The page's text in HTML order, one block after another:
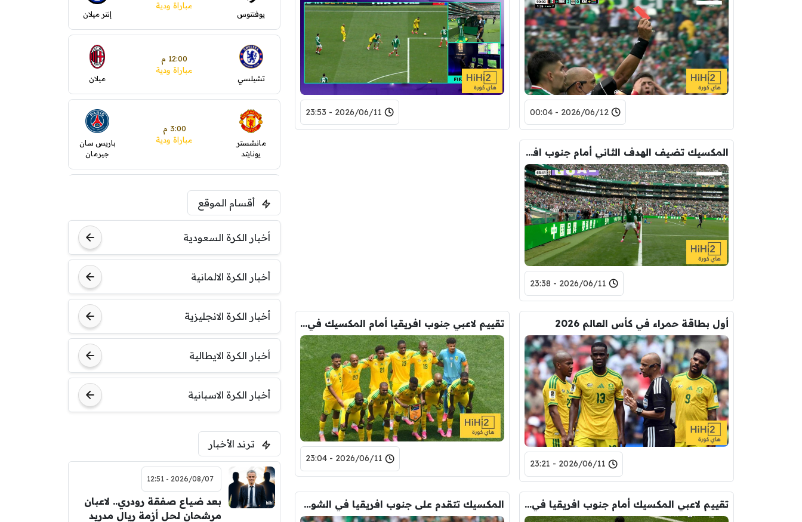
2026/06/12 - 00:04
2026/06/11 - 23:53
المكسيك تضيف الهدف الثاني أمام جنوب افريقيا
2026/06/11 - 23:38
أول بطاقة حمراء في كأس العالم 2026
2026/06/11 - 23:21
تقييم لاعبي جنوب افريقيا أمام المكسيك في الشوط الأول
2026/06/11 - 23:04
تقييم لاعبي المكسيك أمام جنوب افريقيا في الشوط الأول المكسيك تتقدم على جنوب افريقيا في الشوط الأول
يوفنتوس
مباراة ودية
إنتر ميلان
تشيلسي
12:00 م
مباراة ودية
ميلان
مانشستر
يونايتد
3:00 م
مباراة ودية
باريس سان
جيرمان
فرينتسفاروشي ريال مدريد
مباراة ودية
نوتنغهام
فورست
اودينيزي
8:00 م
برشلونة
أقسام الموقع
أخبار الكرة السعودية
أخبار الكرة الالمانية
أخبار الكرة الانجليزية
أخبار الكرة الايطالية
أخبار الكرة الاسبانية
ترند الأخبار
2026/08/07 - 12:51
بعد ضياع صفقة رودري.. لاعبان
مرشحان لحل أزمة ريال مدريد